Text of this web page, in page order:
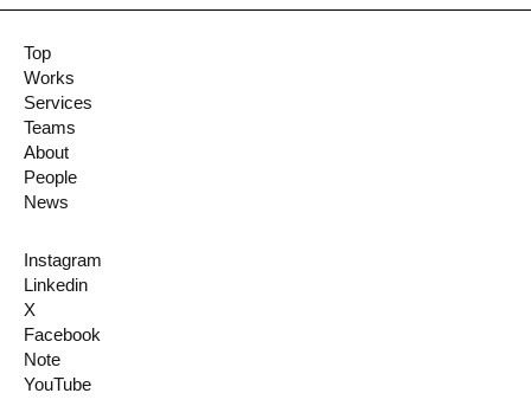
Top
Works
Services
Teams
About
People
News
Instagram
Linkedin
X
Facebook
Note
YouTube